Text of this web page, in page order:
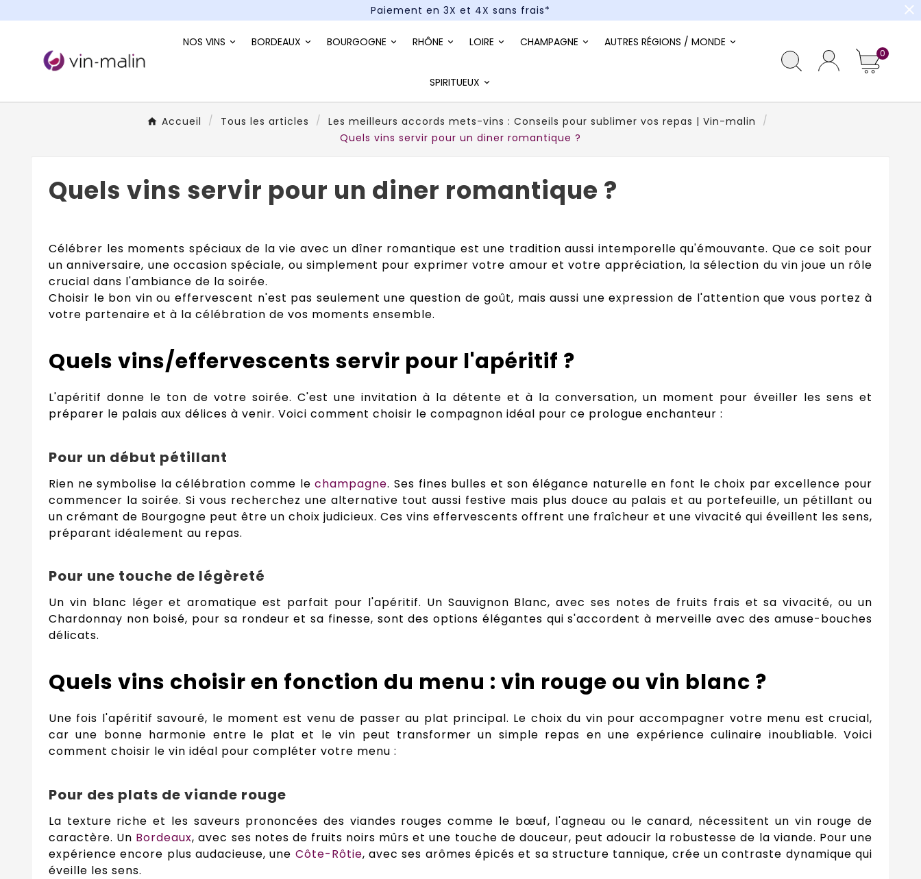
Paiement en 3X et 4X sans frais*
close
NOS VINS BORDEAUX BOURGOGNE RHÔNE LOIRE CHAMPAGNE AUTRES RÉGIONS / MONDE
SPIRITUEUX
0
Accueil Tous les articles
Les meilleurs accords mets-vins : Conseils pour sublimer vos repas | Vin-malin
Quels vins servir pour un diner romantique ?
Quels vins servir pour un diner romantique ?
Célébrer les moments spéciaux de la vie avec un dîner romantique est une tradition aussi intemporelle qu'émouvante. Que ce soit pour
un anniversaire, une occasion spéciale, ou simplement pour exprimer votre amour et votre appréciation, la sélection du vin joue un rôle
crucial dans l'ambiance de la soirée.
Choisir le bon vin ou effervescent n'est pas seulement une question de goût, mais aussi une expression de l'attention que vous portez à
votre partenaire et à la célébration de vos moments ensemble.
Quels vins/effervescents servir pour l'apéritif ?
L'apéritif donne le ton de votre soirée. C'est une invitation à la détente et à la conversation, un moment pour éveiller les sens et
préparer le palais aux délices à venir. Voici comment choisir le compagnon idéal pour ce prologue enchanteur :
Pour un début pétillant
Rien ne symbolise la célébration comme lechampagne. Ses fines bulles et son élégance naturelle en font le choix par excellence pour
commencer la soirée. Si vous recherchez une alternative tout aussi festive mais plus douce au palais et au portefeuille, un pétillant ou
un crémant de Bourgogne peut être un choix judicieux. Ces vins effervescents offrent une fraîcheur et une vivacité qui éveillent les sens,
préparant idéalement au repas.
Pour une touche de légèreté
Un vin blanc léger et aromatique est parfait pour l'apéritif. Un Sauvignon Blanc, avec ses notes de fruits frais et sa vivacité, ou un
Chardonnay non boisé, pour sa rondeur et sa finesse, sont des options élégantes qui s'accordent à merveille avec des amuse-bouches
délicats.
Quels vins choisir en fonction du menu : vin rouge ou vin blanc ?
Une fois l'apéritif savouré, le moment est venu de passer au plat principal. Le choix du vin pour accompagner votre menu est crucial,
car une bonne harmonie entre le plat et le vin peut transformer un simple repas en une expérience culinaire inoubliable. Voici
comment choisir le vin idéal pour compléter votre menu :
Pour des plats de viande rouge
La texture riche et les saveurs prononcées des viandes rouges comme le bœuf, l'agneau ou le canard, nécessitent un vin rouge de
caractère. Un Bordeaux, avec ses notes de fruits noirs mûrs et une touche de douceur, peut adoucir la robustesse de la viande. Pour une
expérience encore plus audacieuse, une Côte-Rôtie, avec ses arômes épicés et sa structure tannique, crée un contraste dynamique qui
éveille les sens.